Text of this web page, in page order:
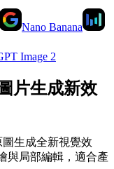
Nano Banana
Image 2
片生成新效
生成全新視覺效
與局部編輯，適合產